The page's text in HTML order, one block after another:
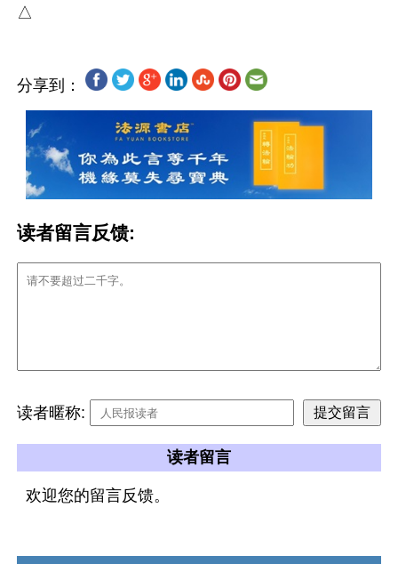
分享到：
读者留言反馈:
读者暱称:
读者留言
欢迎您的留言反馈。